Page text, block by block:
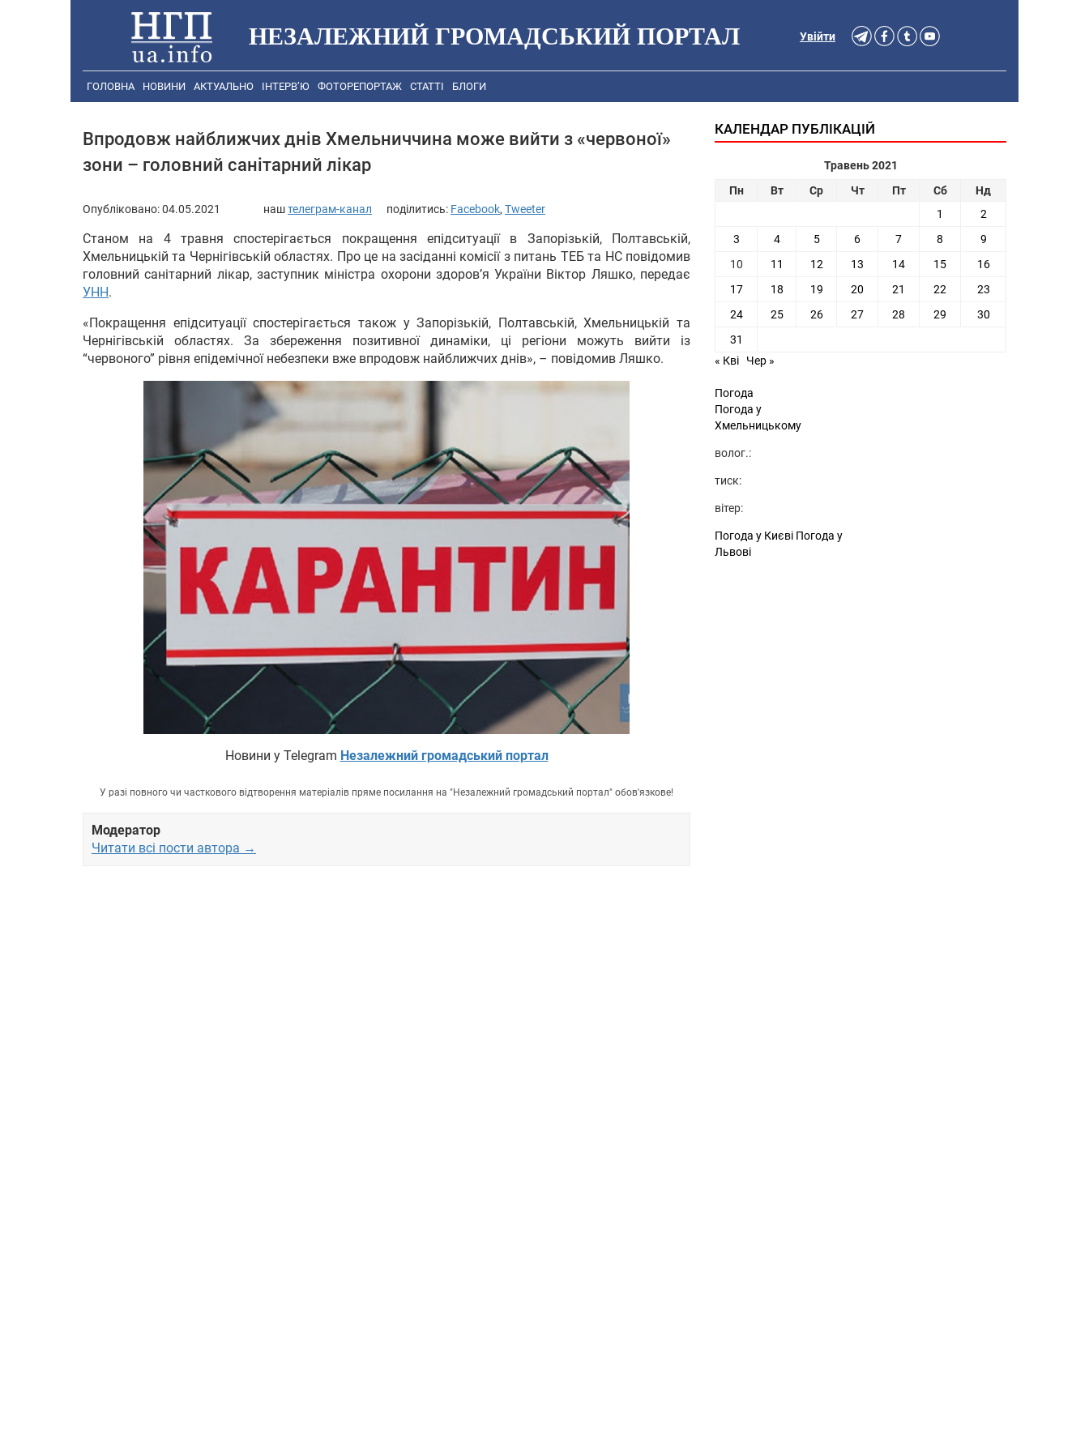
НЕЗАЛЕЖНИЙ ГРОМАДСЬКИЙ ПОРТАЛ Увійти
ГОЛОВНА НОВИНИ АКТУАЛЬНО ІНТЕРВ’Ю ФОТОРЕПОРТАЖ СТАТТІ БЛОГИ
Впродовж найближчих днів Хмельниччина може вийти з «червоної»
зони – головний санітарний лікар
Опубліковано:04.05.2021 наштелеграм-канал поділитись: Facebook, Tweeter
Станом на 4 травня спостерігається покращення епідситуації в Запорізькій, Полтавській,
Хмельницькій та Чернігівській областях. Про це на засіданні комісії з питань ТЕБ та НС повідомив
головний санітарний лікар, заступник міністра охорони здоров’я України Віктор Ляшко, передає
УНН.
«Покращення епідситуації спостерігається також у Запорізькій, Полтавській, Хмельницькій та
Чернігівській областях. За збереження позитивної динаміки, ці регіони можуть вийти із
“червоного” рівня епідемічної небезпеки вже впродовж найближчих днів», – повідомив Ляшко.
Новини у Telegram Незалежний громадський портал
У разі повного чи часткового відтворення матеріалів пряме посилання на "Незалежний громадський портал" обов'язкове!
Модератор
Читати всі пости автора →
КАЛЕНДАР ПУБЛІКАЦІЙ
Травень 2021
Пн
Вт Ср Чт Пт Сб
Нд
1
2
3
4 5 6 7 8
9
10
11 12 13 14 15
16
17
18 19 20 21 22
23
24
25 26 27 28 29
30
31
« Кві
Чер »
Погода
Погода у
Хмельницькому
волог.:
тиск:
вітер:
Погода у Києві Погода у
Львові